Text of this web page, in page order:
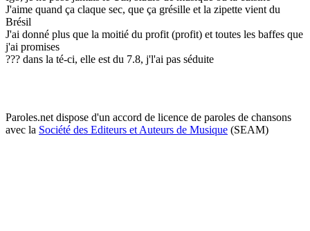
J'aime quand ça claque sec, que ça grésille et la zipette vient du
Brésil
J'ai donné plus que la moitié du profit (profit) et toutes les baffes que
j'ai promises
??? dans la té-ci, elle est du 7.8, j'l'ai pas séduite
Paroles.net dispose d'un accord de licence de paroles de chansons
avec la Société des Editeurs et Auteurs de Musique (SEAM)